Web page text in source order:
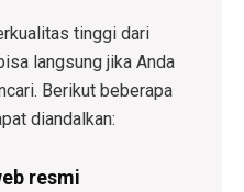
tinggi dari
langsung jika Anda
Berikut beberapa
diandalkan:
resmi